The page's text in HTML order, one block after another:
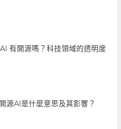
有開源嗎？科技領域的透明度
源AI是什麼意思及其影響？